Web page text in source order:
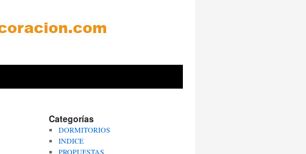
Categorías
DORMITORIOS
INDICE
PROPUESTAS